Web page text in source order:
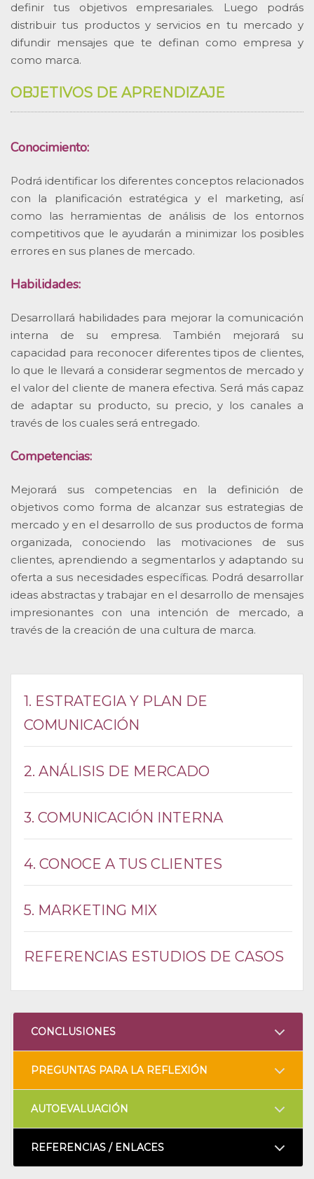
definir tus objetivos empresariales. Luego podrás
distribuir tus productos y servicios en tu mercado y
difundir mensajes que te definan como empresa y
como marca.
OBJETIVOS DE APRENDIZAJE
Conocimiento:
Podrá identificar los diferentes conceptos relacionados
con la planificación estratégica y el marketing, así
como las herramientas de análisis de los entornos
competitivos que le ayudarán a minimizar los posibles
errores en sus planes de mercado.
Habilidades:
Desarrollará habilidades para mejorar la comunicación
interna de su empresa. También mejorará su
capacidad para reconocer diferentes tipos de clientes,
lo que le llevará a considerar segmentos de mercado y
el valor del cliente de manera efectiva. Será más capaz
de adaptar su producto, su precio, y los canales a
través de los cuales será entregado.
Competencias:
Mejorará sus competencias en la definición de
objetivos como forma de alcanzar sus estrategias de
mercado y en el desarrollo de sus productos de forma
organizada, conociendo las motivaciones de sus
clientes, aprendiendo a segmentarlos y adaptando su
oferta a sus necesidades específicas. Podrá desarrollar
ideas abstractas y trabajar en el desarrollo de mensajes
impresionantes con una intención de mercado, a
través de la creación de una cultura de marca.
1. ESTRATEGIA Y PLAN DE
COMUNICACIÓN
2. ANÁLISIS DE MERCADO
3. COMUNICACIÓN INTERNA
4. CONOCE A TUS CLIENTES
5. MARKETING MIX
REFERENCIAS ESTUDIOS DE CASOS
CONCLUSIONES
PREGUNTAS PARA LA REFLEXIÓN
AUTOEVALUACIÓN
REFERENCIAS / ENLACES